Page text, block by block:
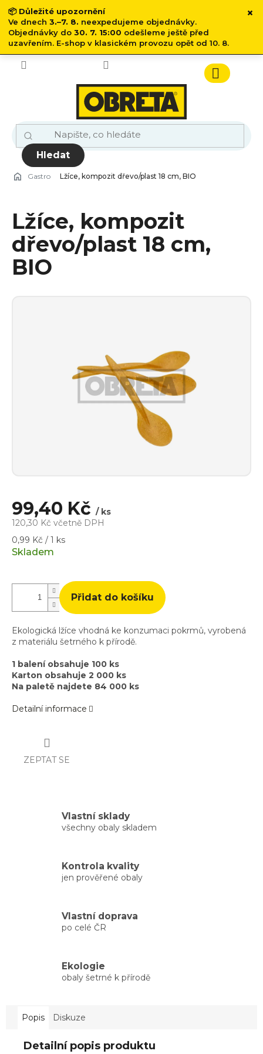
📦 Důležité upozornění
Ve dnech 3.–7. 8. neexpedujeme objednávky.
Objednávky do 30. 7. 15:00 odešleme ještě před
uzavřením. E-shop v klasickém provozu opět od 10. 8.
×
Přejít
obsah
Hledat
Nákupní
košík
Gastro Lžíce, kompozit dřevo/plast 18 cm, BIO
Lžíce, kompozit
dřevo/plast 18 cm,
BIO
99,40 Kč / ks
120,30 Kč včetně DPH
Měrná
cena:
0,99 Kč / 1 ks
Skladem
Přidat do košíku
Ekologická lžíce vhodná ke konzumaci pokrmů, vyrobená
z materiálu šetrného k přírodě.
1 balení obsahuje 100 ks
Karton obsahuje 2 000 ks
Na paletě najdete 84 000 ks
Detailní informace
ZEPTAT SE
Vlastní sklady
všechny obaly skladem
Kontrola kvality
jen prověřené obaly
Vlastní doprava
po celé ČR
Ekologie
obaly šetrné k přírodě
Popis Diskuze
Detailní popis produktu